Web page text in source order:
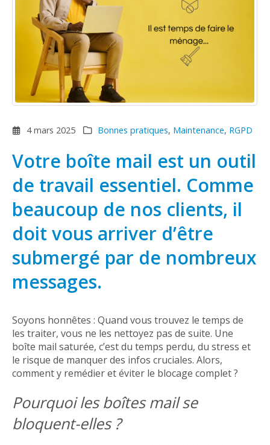
4 mars 2025 Bonnes pratiques, Maintenance, RGPD
Votre boîte mail est un outil
de travail essentiel. Comme
beaucoup de nos clients, il
doit vous arriver d’être
submergé par de nombreux
messages.
Soyons honnêtes : Quand vous trouvez le temps de
les traiter, vous ne les nettoyez pas de suite. Une
boîte mail saturée, c’est du temps perdu, du stress et
le risque de manquer des infos cruciales. Alors,
comment y remédier et éviter le blocage complet ?
Pourquoi les boîtes mail se
bloquent-elles ?